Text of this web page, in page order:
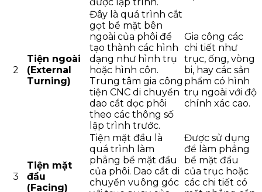
2
Tiện ngoài
(External
Turning)
Đây là quá trình cắt
gọt bề mặt bên
ngoài của phôi để
tạo thành các hình
dạng như hình trụ
hoặc hình côn.
Trung tâm gia công
tiện CNC di chuyển
dao cắt dọc phôi
theo các thông số
lập trình trước.
Gia công các
chi tiết như
trục, ống, vòng
bi, hay các sản
phẩm có hình
trụ ngoài với độ
chính xác cao.
3
Tiện mặt
đầu
(Facing)
Tiện mặt đầu là
quá trình làm
phẳng bề mặt đầu
của phôi. Dao cắt di
chuyển vuông góc
Được sử dụng
để làm phẳng
bề mặt đầu
của trục hoặc
các chi tiết có